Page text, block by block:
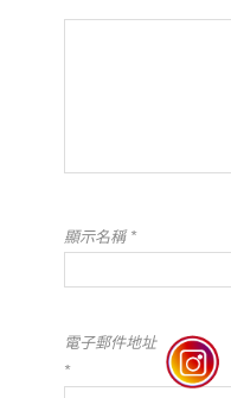
顯示名稱 *
電子郵件地址
*